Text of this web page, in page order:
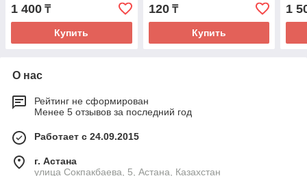
1 400 ₸
Купить
120₸
Купить
1
О нас
Рейтинг не сформирован
Менее 5 отзывов за последний год
Работает с 24.09.2015
г. Астана
улица Сокпакбаева, 5, Астана, Казахстан